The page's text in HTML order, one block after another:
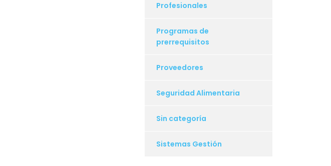
Profesionales
Programas de
prerrequisitos
Proveedores
Seguridad Alimentaria
Sin categoría
Sistemas Gestión